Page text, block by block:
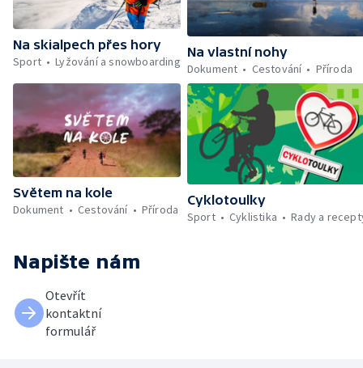
Na skialpech přes hory
Sport
Lyžování a snowboarding
Na vlastní nohy
Dokument
Cestování Příroda
Světem na kole
Dokument
Cestování Příroda
Cyklotoulky
Sport
Cyklistika Rady a
Napište nám
Otevřít
kontaktní
formulář